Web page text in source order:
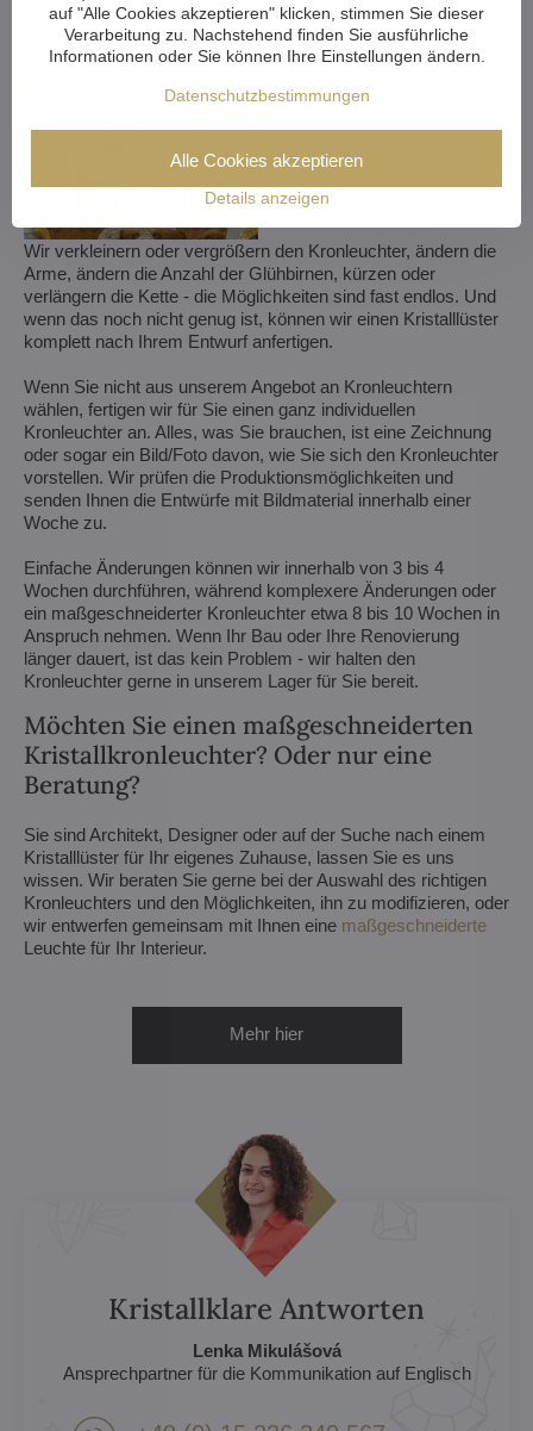
Wir verkleinern oder vergrößern den Kronleuchter, ändern die
Arme, ändern die Anzahl der Glühbirnen, kürzen oder
verlängern die Kette - die Möglichkeiten sind fast endlos. Und
wenn das noch nicht genug ist, können wir einen Kristalllüster
komplett nach Ihrem Entwurf anfertigen.
Wenn Sie nicht aus unserem Angebot an Kronleuchtern
wählen, fertigen wir für Sie einen ganz individuellen
Kronleuchter an. Alles, was Sie brauchen, ist eine Zeichnung
oder sogar ein Bild/Foto davon, wie Sie sich den Kronleuchter
vorstellen. Wir prüfen die Produktionsmöglichkeiten und
senden Ihnen die Entwürfe mit Bildmaterial innerhalb einer
Woche zu.
Einfache Änderungen können wir innerhalb von 3 bis 4
Wochen durchführen, während komplexere Änderungen oder
ein maßgeschneiderter Kronleuchter etwa 8 bis 10 Wochen in
Anspruch nehmen. Wenn Ihr Bau oder Ihre Renovierung
länger dauert, ist das kein Problem - wir halten den
Kronleuchter gerne in unserem Lager für Sie bereit.
Möchten Sie einen maßgeschneiderten
Kristallkronleuchter? Oder nur eine
Beratung?
Sie sind Architekt, Designer oder auf der Suche nach einem
Kristalllüster für Ihr eigenes Zuhause, lassen Sie es uns
wissen. Wir beraten Sie gerne bei der Auswahl des richtigen
Kronleuchters und den Möglichkeiten, ihn zu modifizieren, oder
wir entwerfen gemeinsam mit Ihnen eine maßgeschneiderte
Leuchte für Ihr Interieur.
Mehr hier
Kristallklare Antworten
Lenka Mikulášová
Ansprechpartner für die Kommunikation auf Englisch
auf "Alle Cookies akzeptieren" klicken, stimmen Sie dieser
Verarbeitung zu. Nachstehend finden Sie ausführliche
Informationen oder Sie können Ihre Einstellungen ändern.
Datenschutzbestimmungen
Details anzeigen
Alle Cookies akzeptieren